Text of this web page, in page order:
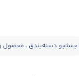
جستجو دسته‌بندی ، محصول